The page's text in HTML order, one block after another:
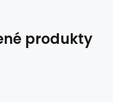
produkty